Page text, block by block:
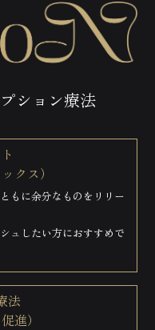
ション療法
クス）
もに余分なものをリリー
ュしたい方におすすめで
法
進）